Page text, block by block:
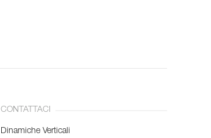
CONTATTACI
Dinamiche Verticali